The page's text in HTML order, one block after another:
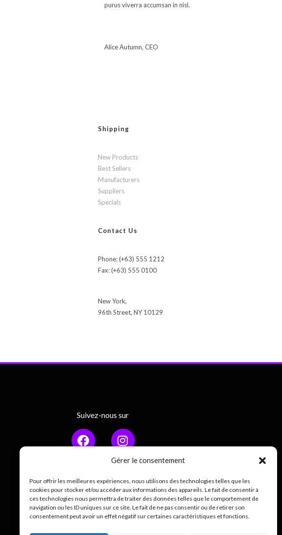
Gérer le consentement
Pour offrir les meilleures expériences, nous utilisons des technologies telles que les
cookies pour stocker et/ou accéder aux informations des appareils. Le fait de consentir à
ces technologies nous permettra de traiter des données telles que le comportement de
navigation ou les ID uniques sur ce site. Le fait de ne pas consentir ou de retirer son
consentement peut avoir un effet négatif sur certaines caractéristiques et fonctions.
purus viverra accumsan in nisl.
Alice Autumn, CEO
Shipping
New Products
Best Sellers
Manufacturers
Suppliers
Specials
Contact Us
Phone: (+63) 555 1212
Fax: (+63) 555 0100
New York,
96th Street, NY 10129
Suivez-nous sur
Mentions légales
Politique de confidentialité (RGPD)